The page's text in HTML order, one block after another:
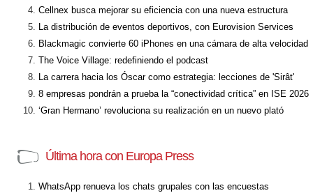
Cellnex busca mejorar su eficiencia con una nueva estructura
La distribución de eventos deportivos, con Eurovision Services
Blackmagic convierte 60 iPhones en una cámara de alta velocidad
The Voice Village: redefiniendo el podcast
La carrera hacia los Óscar como estrategia: lecciones de 'Sirât'
8 empresas pondrán a prueba la “conectividad crítica” en ISE 2026
‘Gran Hermano’ revoluciona su realización en un nuevo plató
Última hora con Europa Press
WhatsApp renueva los chats grupales con las encuestas